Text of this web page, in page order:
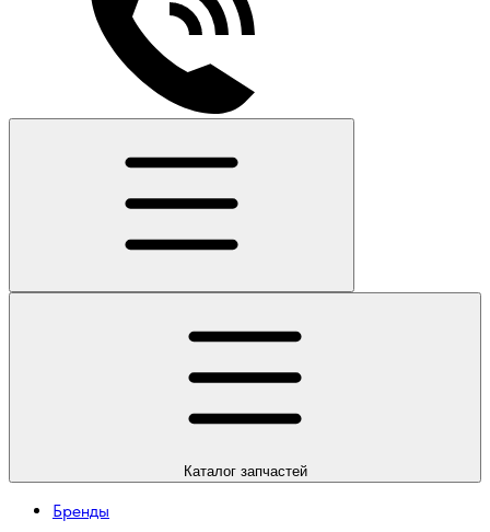
Каталогзапчастей
Бренды